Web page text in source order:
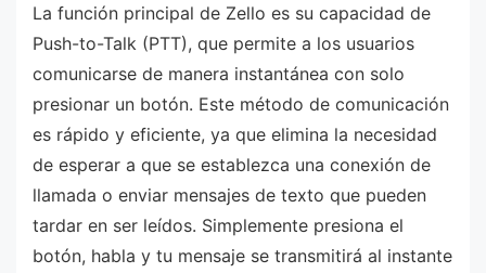
La función principal de Zello es su capacidad de
Push-to-Talk (PTT), que permite a los usuarios
comunicarse de manera instantánea con solo
presionar un botón. Este método de comunicación
es rápido y eficiente, ya que elimina la necesidad
de esperar a que se establezca una conexión de
llamada o enviar mensajes de texto que pueden
tardar en ser leídos. Simplemente presiona el
botón, habla y tu mensaje se transmitirá al instante